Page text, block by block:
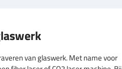
van glaswerk. Met name voor